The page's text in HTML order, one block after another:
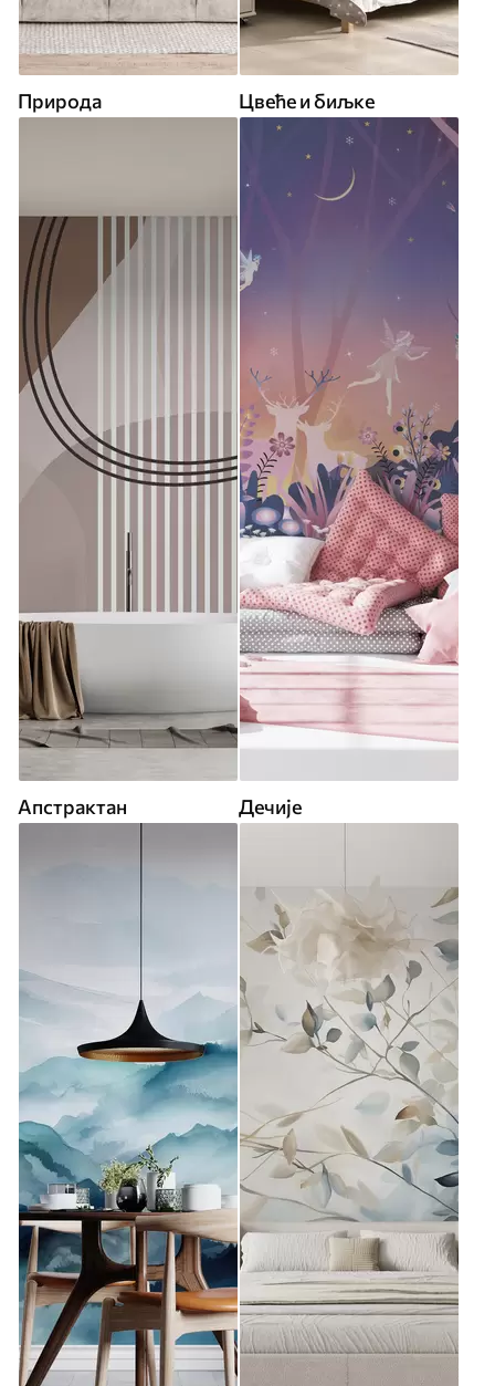
Природа Цвеће и биљке
Апстрактан Дечије